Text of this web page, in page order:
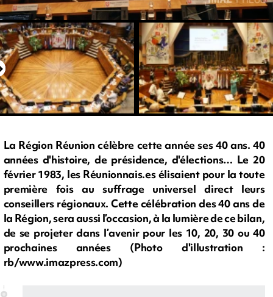
La Région Réunion célèbre cette année ses 40 ans. 40
années d'histoire, de présidence, d'élections… Le 20
février 1983, les Réunionnais.es élisaient pour la toute
première fois au suffrage universel direct leurs
conseillers régionaux. Cette célébration des 40 ans de
la Région, sera aussi l’occasion, à la lumière de ce bilan,
de se projeter dans l’avenir pour les 10, 20, 30 ou 40
prochaines années (Photo d'illustration :
rb/www.imazpress.com)